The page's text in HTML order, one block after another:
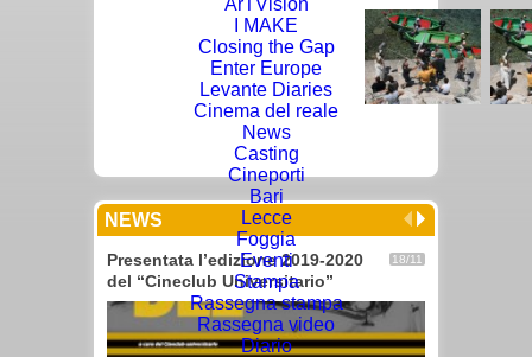
ArTVision
I MAKE
Closing the Gap
Enter Europe
Levante Diaries
Cinema del reale
News
Casting
Cineporti
Bari
Lecce
Foggia
Eventi
Stampa
Rassegna stampa
Rassegna video
Diario
NEWS
18/11
Presentata l’edizione 2019-2020
del “Cineclub Universitario”